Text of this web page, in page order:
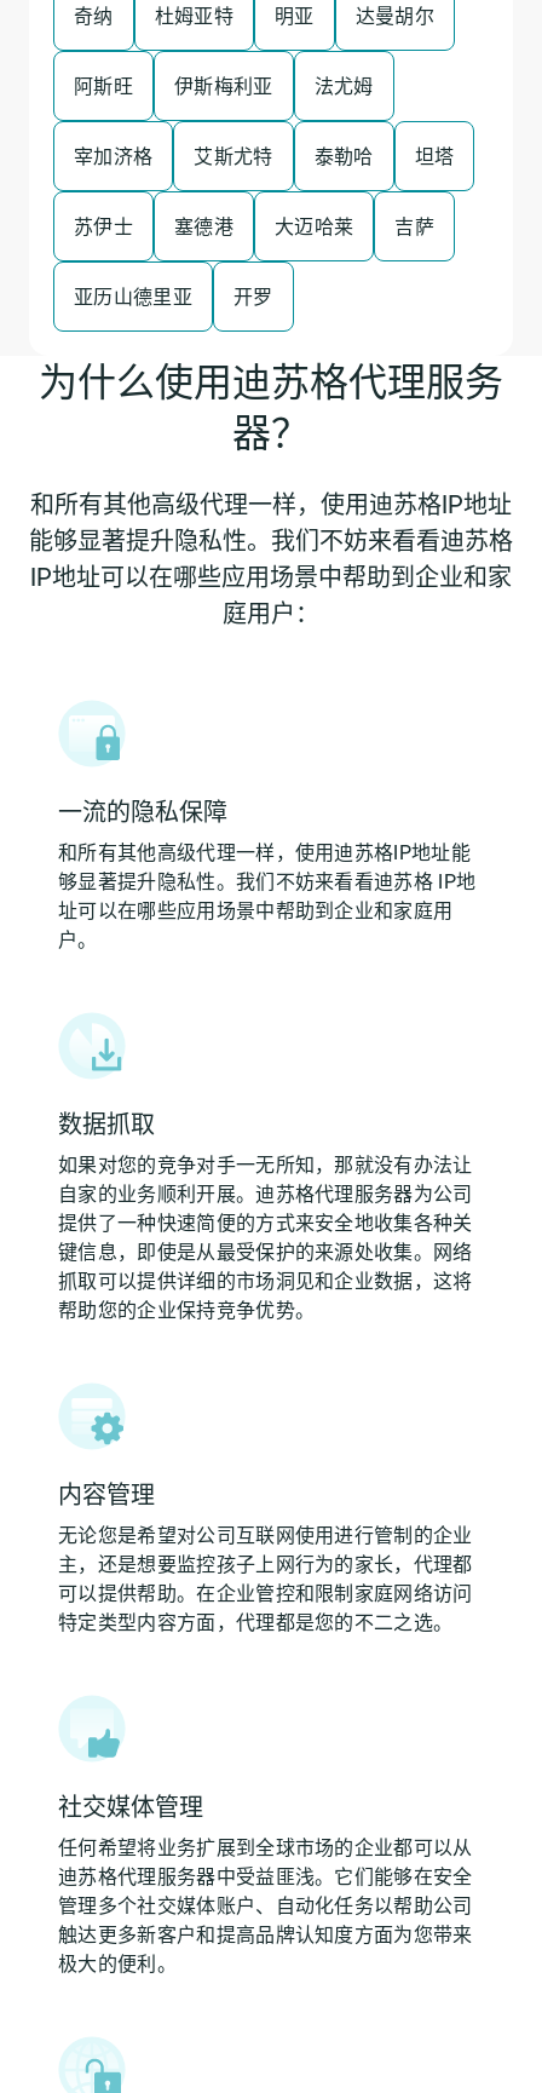
奇纳 杜姆亚特 明亚 达曼胡尔
阿斯旺 伊斯梅利亚 法尤姆
宰加济格 艾斯尤特 泰勒哈 坦塔
苏伊士 塞德港 大迈哈莱 吉萨
亚历山德里亚 开罗
为什么使用迪苏格代理服务
器？
和所有其他高级代理一样，使用迪苏格IP地址
能够显著提升隐私性。我们不妨来看看迪苏格
IP地址可以在哪些应用场景中帮助到企业和家
庭用户：
一流的隐私保障
和所有其他高级代理一样，使用迪苏格IP地址能
够显著提升隐私性。我们不妨来看看迪苏格 IP地
址可以在哪些应用场景中帮助到企业和家庭用
户。
数据抓取
如果对您的竞争对手一无所知，那就没有办法让
自家的业务顺利开展。迪苏格代理服务器为公司
提供了一种快速简便的方式来安全地收集各种关
键信息，即使是从最受保护的来源处收集。网络
抓取可以提供详细的市场洞见和企业数据，这将
帮助您的企业保持竞争优势。
内容管理
无论您是希望对公司互联网使用进行管制的企业
主，还是想要监控孩子上网行为的家长，代理都
可以提供帮助。在企业管控和限制家庭网络访问
特定类型内容方面，代理都是您的不二之选。
社交媒体管理
任何希望将业务扩展到全球市场的企业都可以从
迪苏格代理服务器中受益匪浅。它们能够在安全
管理多个社交媒体账户、自动化任务以帮助公司
触达更多新客户和提高品牌认知度方面为您带来
极大的便利。